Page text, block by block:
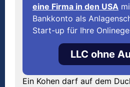
eine Firma in den USA
Bankkonto als
Start-up für Ihre
LLC ohne
Ein Kohen darf auf dem